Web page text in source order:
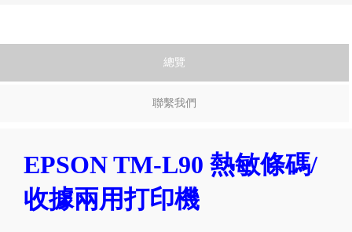
總覽
聯繫我們
EPSON TM-L90 熱敏條碼/
收據兩用打印機